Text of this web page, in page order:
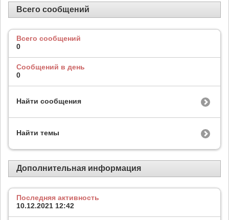
Всего сообщений
Всего сообщений
0
Сообщений в день
0
Найти сообщения
Найти темы
Дополнительная информация
Последняя активность
10.12.2021 12:42